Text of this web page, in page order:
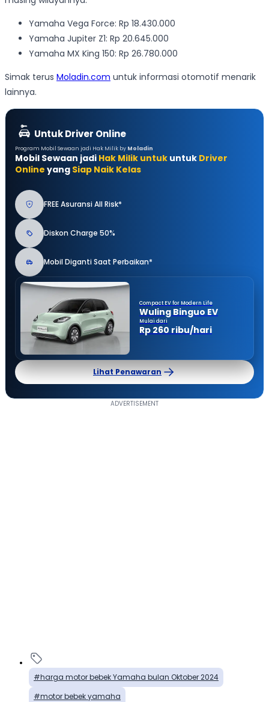
Yamaha Vega Force: Rp 18.430.000
Yamaha Jupiter Z1: Rp 20.645.000
Yamaha MX King 150: Rp 26.780.000
Simak terus Moladin.com untuk informasi otomotif menarik
lainnya.
Untuk Driver Online
Program Mobil Sewaan jadi Hak Milik by Moladin
Mobil Sewaan jadi Hak Milik untuk untuk Driver
Online yang Siap Naik Kelas
FREE Asuransi All Risk*
Diskon Charge 50%
Mobil Diganti Saat Perbaikan*
Compact EV for Modern Life
Wuling Binguo EV
Mulai dari
Rp 260 ribu/hari
Lihat Penawaran
harga motor bebek Yamaha bulan Oktober 2024
motor bebek yamaha